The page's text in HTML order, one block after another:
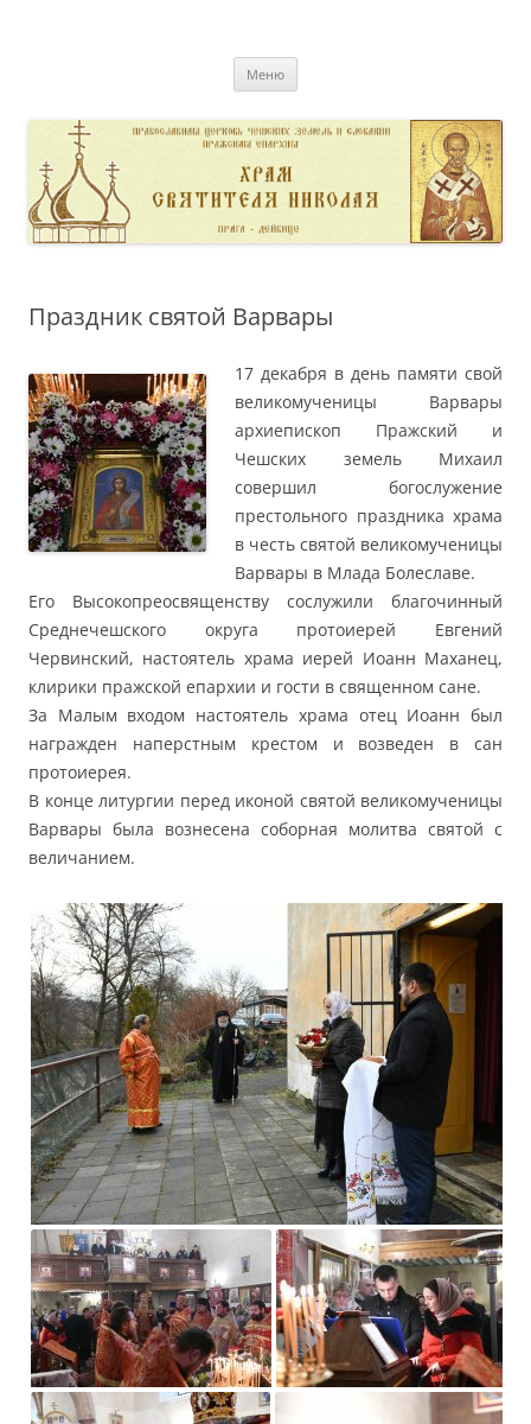
Меню
Праздник святой Варвары
17 декабря в день памяти свой
великомученицы Варвары
архиепископ Пражский и
Чешских земель Михаил
совершил богослужение
престольного праздника храма
в честь святой великомученицы
Варвары в Млада Болеславе.
Его Высокопреосвященству сослужили благочинный
Среднечешского округа протоиерей Евгений
Червинский, настоятель храма иерей Иоанн Маханец,
клирики пражской епархии и гости в священном сане.
За Малым входом настоятель храма отец Иоанн был
награжден наперстным крестом и возведен в сан
протоиерея.
В конце литургии перед иконой святой великомученицы
Варвары была вознесена соборная молитва святой с
величанием.